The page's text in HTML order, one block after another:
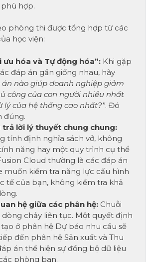
hợp.
phòng thi được tổng hợp từ các
học viện:
ưu hóa và Tự động hóa”: Khi gặp
đáp án gần giống nhau, hãy
án nào giúp doanh nghiệp giảm
công của con người nhiều nhất
lý của hệ thống cao nhất?”. Đó
đúng.
trả lời lý thuyết chung chung:
tính định nghĩa sách vở, không
năng hay một quy trình cụ thể
Cloud thường là các đáp án
muốn kiểm tra năng lực cấu hình
tế của bạn, không kiểm tra khả
hệ giữa các phân hệ: Chuỗi
chảy liên tục. Một quyết định
ở phân hệ Dự báo nhu cầu sẽ
đến phân hệ Sản xuất và Thu
án thể hiện sự đồng bộ dữ liệu
phòng ban.